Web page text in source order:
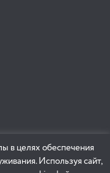
в целях обеспечения
Используя сайт,